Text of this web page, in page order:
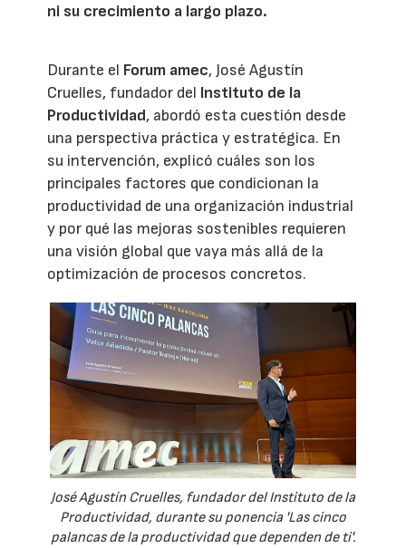
ni su crecimiento a largo plazo.
Durante el Forum amec, José Agustín
Cruelles, fundador del Instituto de la
Productividad, abordó esta cuestión desde
una perspectiva práctica y estratégica. En
su intervención, explicó cuáles son los
principales factores que condicionan la
productividad de una organización industrial
y por qué las mejoras sostenibles requieren
una visión global que vaya más allá de la
optimización de procesos concretos.
José Agustín Cruelles, fundador del Instituto de la
Productividad, durante su ponencia 'Las cinco
palancas de la productividad que dependen de ti'.